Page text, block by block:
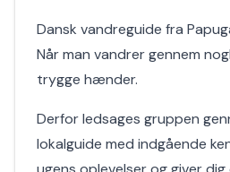
Dansk vandreguide fra
Når man vandrer gennem
trygge hænder.
Derfor ledsages gruppen
lokalguide med indgående